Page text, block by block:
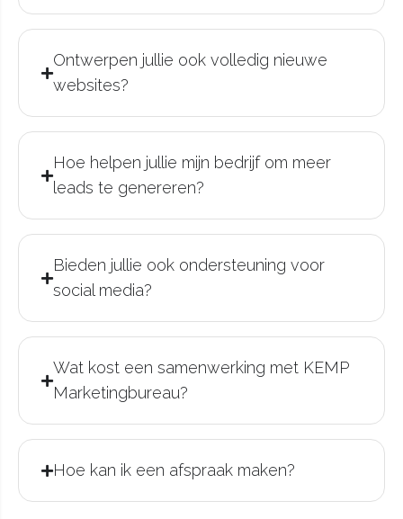
Ontwerpen jullie ook volledig nieuwe
websites?
Hoe helpen jullie mijn bedrijf om meer
leads te genereren?
Bieden jullie ook ondersteuning voor
social media?
Wat kost een samenwerking met KEMP
Marketingbureau?
Hoe kan ik een afspraak maken?